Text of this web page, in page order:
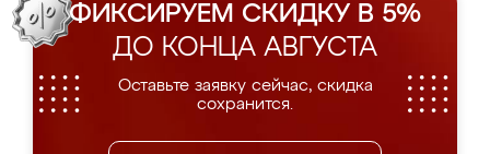
ФИКСИРУЕМ СКИДКУ В 5%
ДО КОНЦА АВГУСТА
Оставьте заявку сейчас, скидка
сохранится.